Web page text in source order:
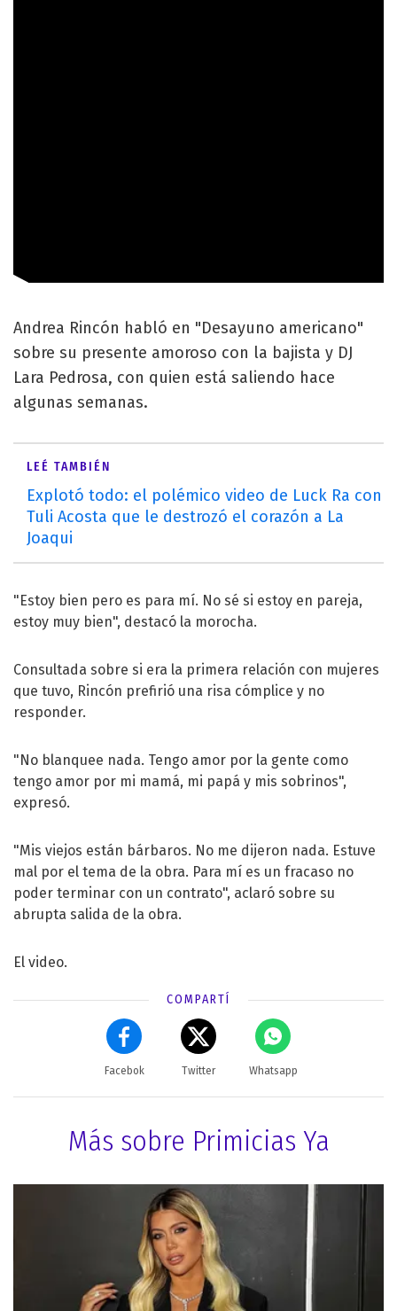
Andrea Rincón habló en "Desayuno americano"
sobre su presente amoroso con la bajista y DJ
Lara Pedrosa, con quien está saliendo hace
algunas semanas.
LEÉ TAMBIÉN
Explotó todo: el polémico video de Luck Ra con
Tuli Acosta que le destrozó el corazón a La
Joaqui
"Estoy bien pero es para mí. No sé si estoy en pareja,
estoy muy bien", destacó la morocha.
Consultada sobre si era la primera relación con mujeres
que tuvo, Rincón prefirió una risa cómplice y no
responder.
"No blanquee nada. Tengo amor por la gente como
tengo amor por mi mamá, mi papá y mis sobrinos",
expresó.
"Mis viejos están bárbaros. No me dijeron nada. Estuve
mal por el tema de la obra. Para mí es un fracaso no
poder terminar con un contrato", aclaró sobre su
abrupta salida de la obra.
El video.
COMPARTÍ
Facebok Twitter Whatsapp
Más sobre Primicias Ya